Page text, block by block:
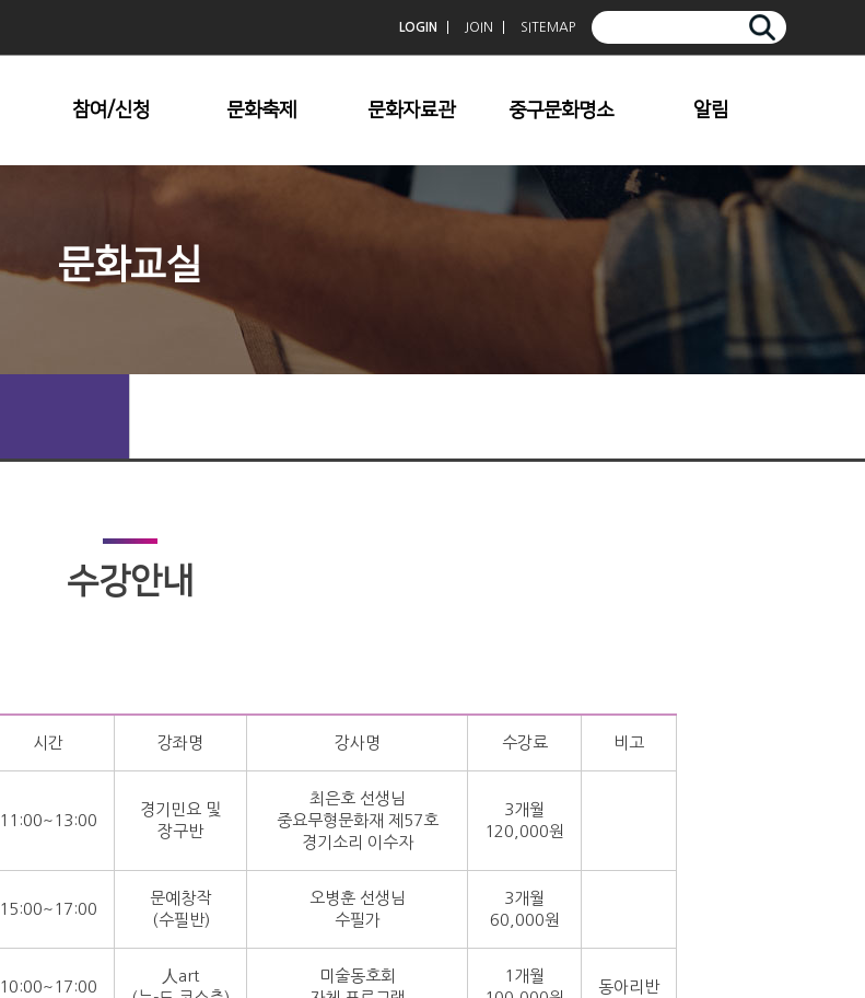
LOGIN JOIN SITEMAP
참여/신청
지방문화답사
문화축제
남산자락숲길
제
장충단추모제
중구미술협회전
문화자료관
중구향토사
중구문화명소
청계천
알림
공지사항
문화교실
수강안내
시간 강좌명 강사명 수강료 비고
11:00~13:00
경기민요 및
장구반
최은호 선생님
중요무형문화재 제57호
경기소리 이수자
3개월
120,000원
15:00~17:00
문예창작
(수필반)
오병훈 선생님
수필가
3개월
60,000원
10:00~17:00
人art
미술동호회
1개월
동아리반